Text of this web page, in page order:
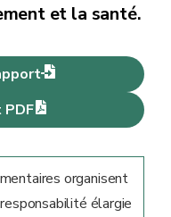
et la santé.
PDF
organisent
élargie